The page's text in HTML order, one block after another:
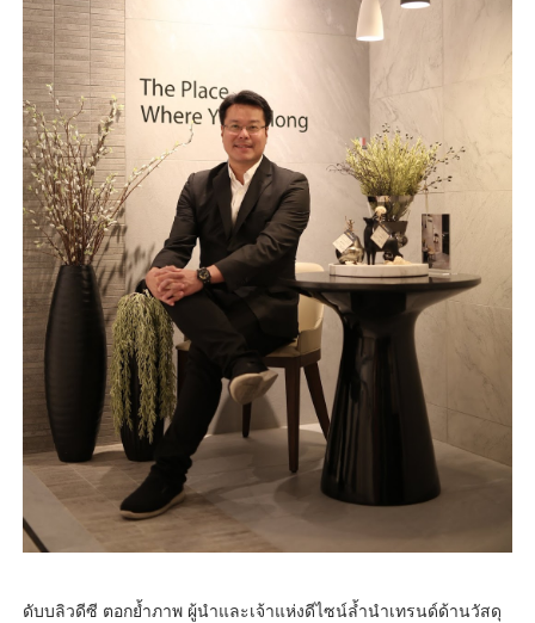
ดับบลิวดีซี ตอกย้ำภาพ ผู้นำและเจ้าแห่งดีไซน์ล้ำนำเทรนด์ด้านวัสดุ